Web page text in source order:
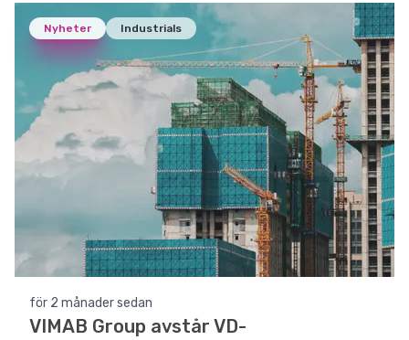
Nyheter Industrials
för 2 månader sedan
VIMAB Group avstår VD-